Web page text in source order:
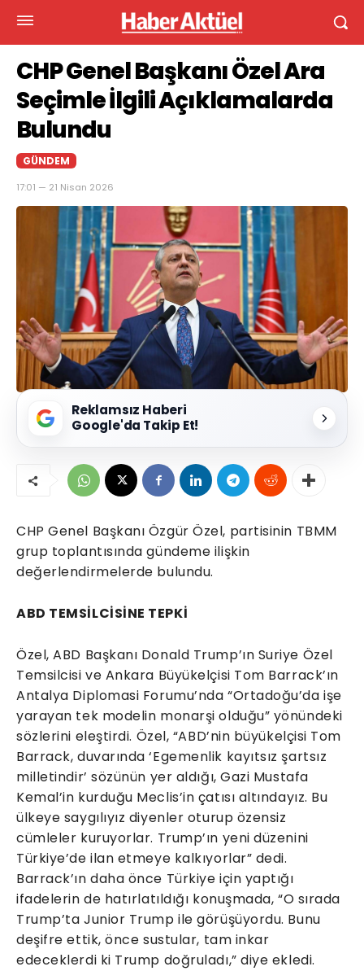
CHP Genel Başkanı Özel Ara
Seçimle İlgili Açıklamalarda
Bulundu
GÜNDEM
17:01 — 21 Nisan 2026
Reklamsız Haberi
Google'da Takip Et!
CHP Genel Başkanı Özgür Özel, partisinin TBMM
grup toplantısında gündeme ilişkin
değerlendirmelerde bulundu.
ABD TEMSİLCİSİNE TEPKİ
Özel, ABD Başkanı Donald Trump’ın Suriye Özel
Temsilcisi ve Ankara Büyükelçisi Tom Barrack’ın
Antalya Diplomasi Forumu’nda “Ortadoğu’da işe
yarayan tek modelin monarşi olduğu” yönündeki
sözlerini eleştirdi. Özel, “ABD’nin büyükelçisi Tom
Barrack, duvarında ‘Egemenlik kayıtsız şartsız
milletindir’ sözünün yer aldığı, Gazi Mustafa
Kemal’in kurduğu Meclis’in çatısı altındayız. Bu
ülkeye saygılıyız diyenler oturup özensiz
cümleler kuruyorlar. Trump’ın yeni düzenini
Türkiye’de ilan etmeye kalkıyorlar” dedi.
Barrack’ın daha önce Türkiye için yaptığı
ifadelerin de hatırlatıldığı konuşmada, “O sırada
Trump’ta Junior Trump ile görüşüyordu. Bunu
deşifre ettik, önce sustular, tam inkar
edeceklerdi ki Trump doğruladı,” diye ekledi.